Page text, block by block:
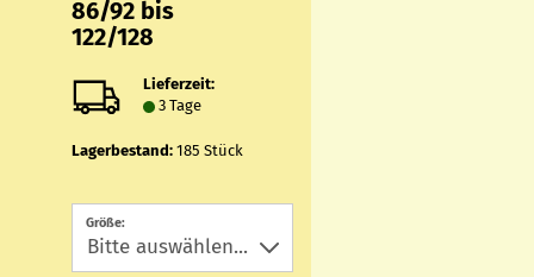
86/92 bis
122/128
Lieferzeit:
3 Tage
Lagerbestand: 185Stück
Größe: